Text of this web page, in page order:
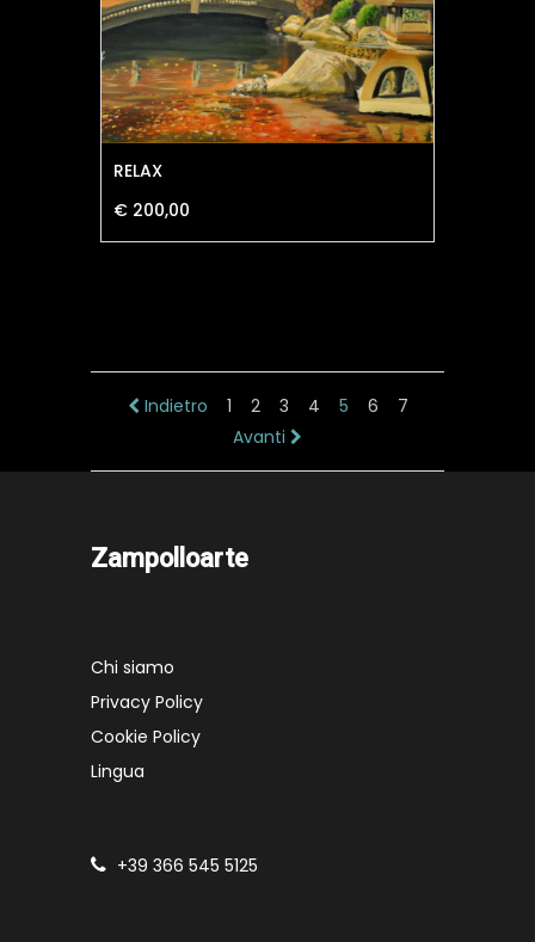
RELAX
€ 200,00
Indietro 1 2 3 4 5 6
7
Avanti
Zampolloarte
Chi siamo
Privacy Policy
Cookie Policy
Lingua
+39 366 545 5125